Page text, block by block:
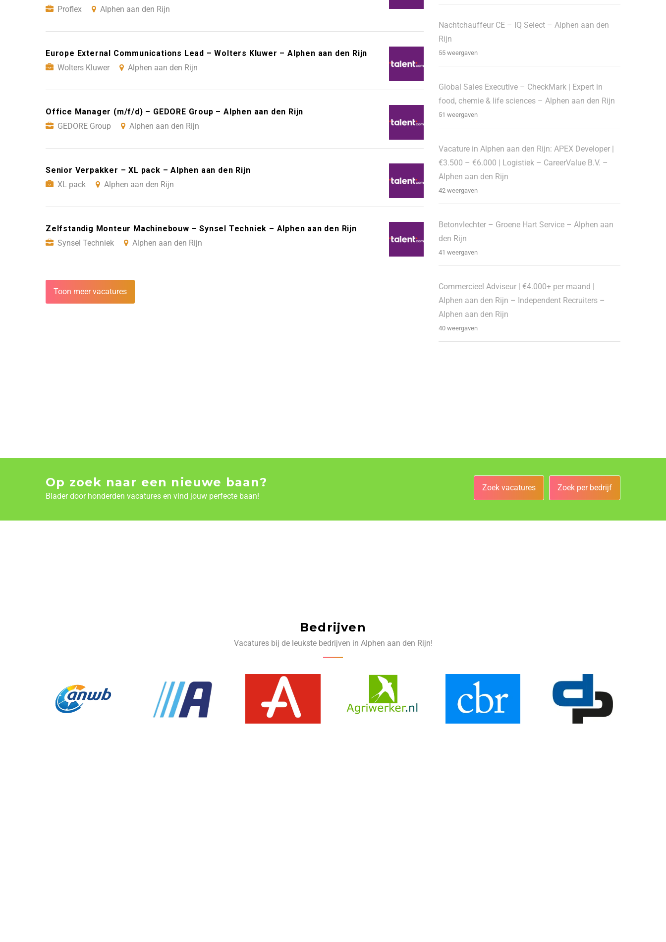
Proflex
Alphen aan den Rijn
Europe External Communications Lead – Wolters Kluwer – Alphen aan den Rijn
Wolters Kluwer
Alphen aan den Rijn
Office Manager (m/f/d) – GEDORE Group – Alphen aan den Rijn
GEDORE Group
Alphen aan den Rijn
Senior Verpakker – XL pack – Alphen aan den Rijn
XL pack
Alphen aan den Rijn
Zelfstandig Monteur Machinebouw – Synsel Techniek – Alphen aan den Rijn
Synsel Techniek
Alphen aan den Rijn
Toon meer vacatures
Nachtchauffeur CE – IQ Select – Alphen aan den
Rijn
55 weergaven
Global Sales Executive – CheckMark | Expert in
food, chemie & life sciences – Alphen aan den Rijn
51 weergaven
Vacature in Alphen aan den Rijn: APEX Developer |
€3.500 – €6.000 | Logistiek – CareerValue B.V. –
Alphen aan den Rijn
42 weergaven
Betonvlechter – Groene Hart Service – Alphen aan
den Rijn
41 weergaven
Commercieel Adviseur | €4.000+ per maand |
Alphen aan den Rijn – Independent Recruiters –
Alphen aan den Rijn
40 weergaven
Op zoek naar een nieuwe baan?
Blader door honderden vacatures en vind jouw perfecte baan!
Zoek vacatures Zoek per bedrijf
Bedrijven
Vacatures bij de leukste bedrijven in Alphen aan den Rijn!